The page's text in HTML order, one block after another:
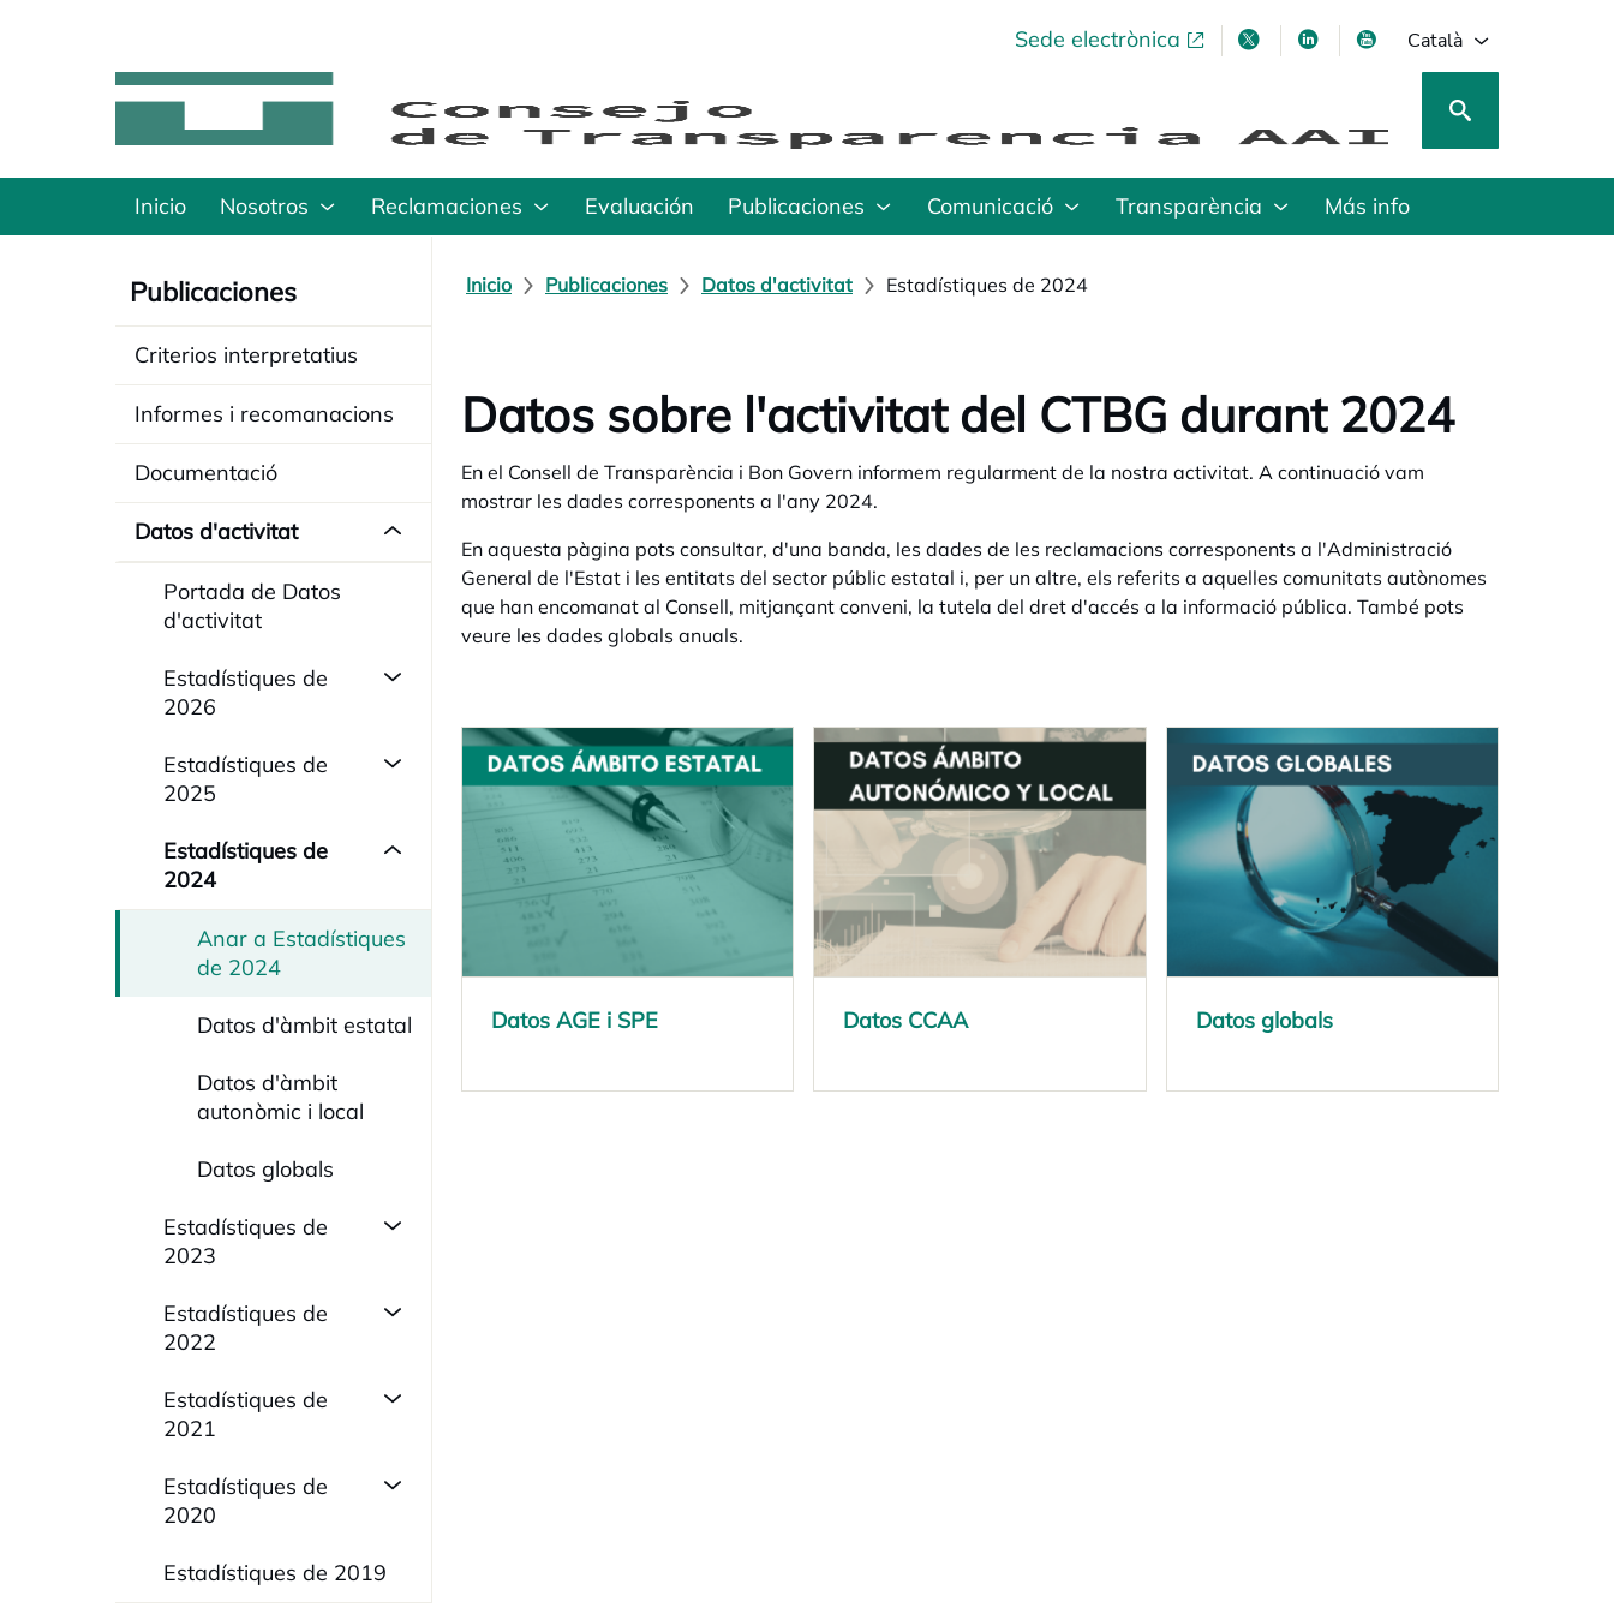
Sede electrònicaopens in a new tabopens in a new tab
opens in a new tab
opens in a new tab
Català
Inicio Nosotros Reclamaciones Evaluación Publicaciones Comunicació Transparència Más info
Publicaciones
Criterios interpretatius
Informes i recomanacions
Documentació
Datos d'activitat
Portada de Datos
d'activitat
Estadístiques de
2026
Estadístiques de
2025
Estadístiques de
2024
Anar a Estadístiques
de 2024
Datos d'àmbit estatal
Datos d'àmbit
autonòmic i local
Datos globals
Estadístiques de
2023
Estadístiques de
2022
Estadístiques de
2021
Estadístiques de
2020
Estadístiques de 2019
Inicio Publicaciones Datos d'activitat Estadístiques de 2024
Datos sobre l'activitat del CTBG durant 2024
En el Consell de Transparència i Bon Govern informem regularment de la nostra activitat. A continuació vam
mostrar les dades corresponents a l'any 2024.
En aquesta pàgina pots consultar, d'una banda, les dades de les reclamacions corresponents a l'Administració
General de l'Estat i les entitats del sector públic estatal i, per un altre, els referits a aquelles comunitats autònomes
que han encomanat al Consell, mitjançant conveni, la tutela del dret d'accés a la informació pública. També pots
veure les dades globals anuals.
Datos AGE i SPE
opens in a new tab Datos CCAA
opens in a new tab Datos globals
opens in a new tab